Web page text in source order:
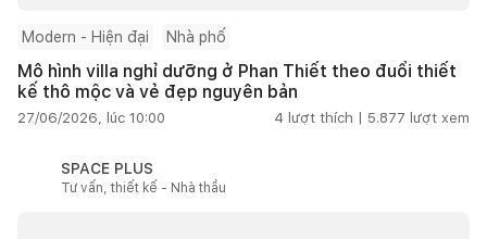
Modern - Hiện đại Nhà phố
Mô hình villa nghỉ dưỡng ở Phan Thiết theo đuổi thiết
kế thô mộc và vẻ đẹp nguyên bản
27/06/2026, lúc 10:00 4 lượt thích | 5.877 lượt xem
SPACE PLUS
Tư vấn, thiết kế - Nhà thầu